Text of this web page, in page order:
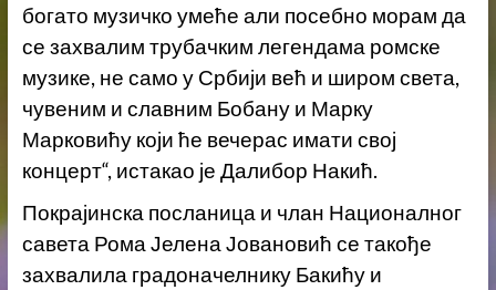
богато музичко умеће али посебно морам да
се захвалим трубачким легендама ромске
музике, не само у Србији већ и широм света,
чувеним и славним Бобану и Марку
Марковићу који ће вечерас имати свој
концерт“, истакао је Далибор Накић.
Покрајинска посланица и члан Националног
савета Рома Јелена Јовановић се такође
захвалила градоначелнику Бакићу и